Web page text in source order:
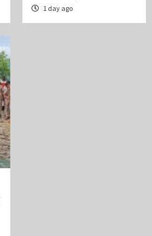
1 day ago